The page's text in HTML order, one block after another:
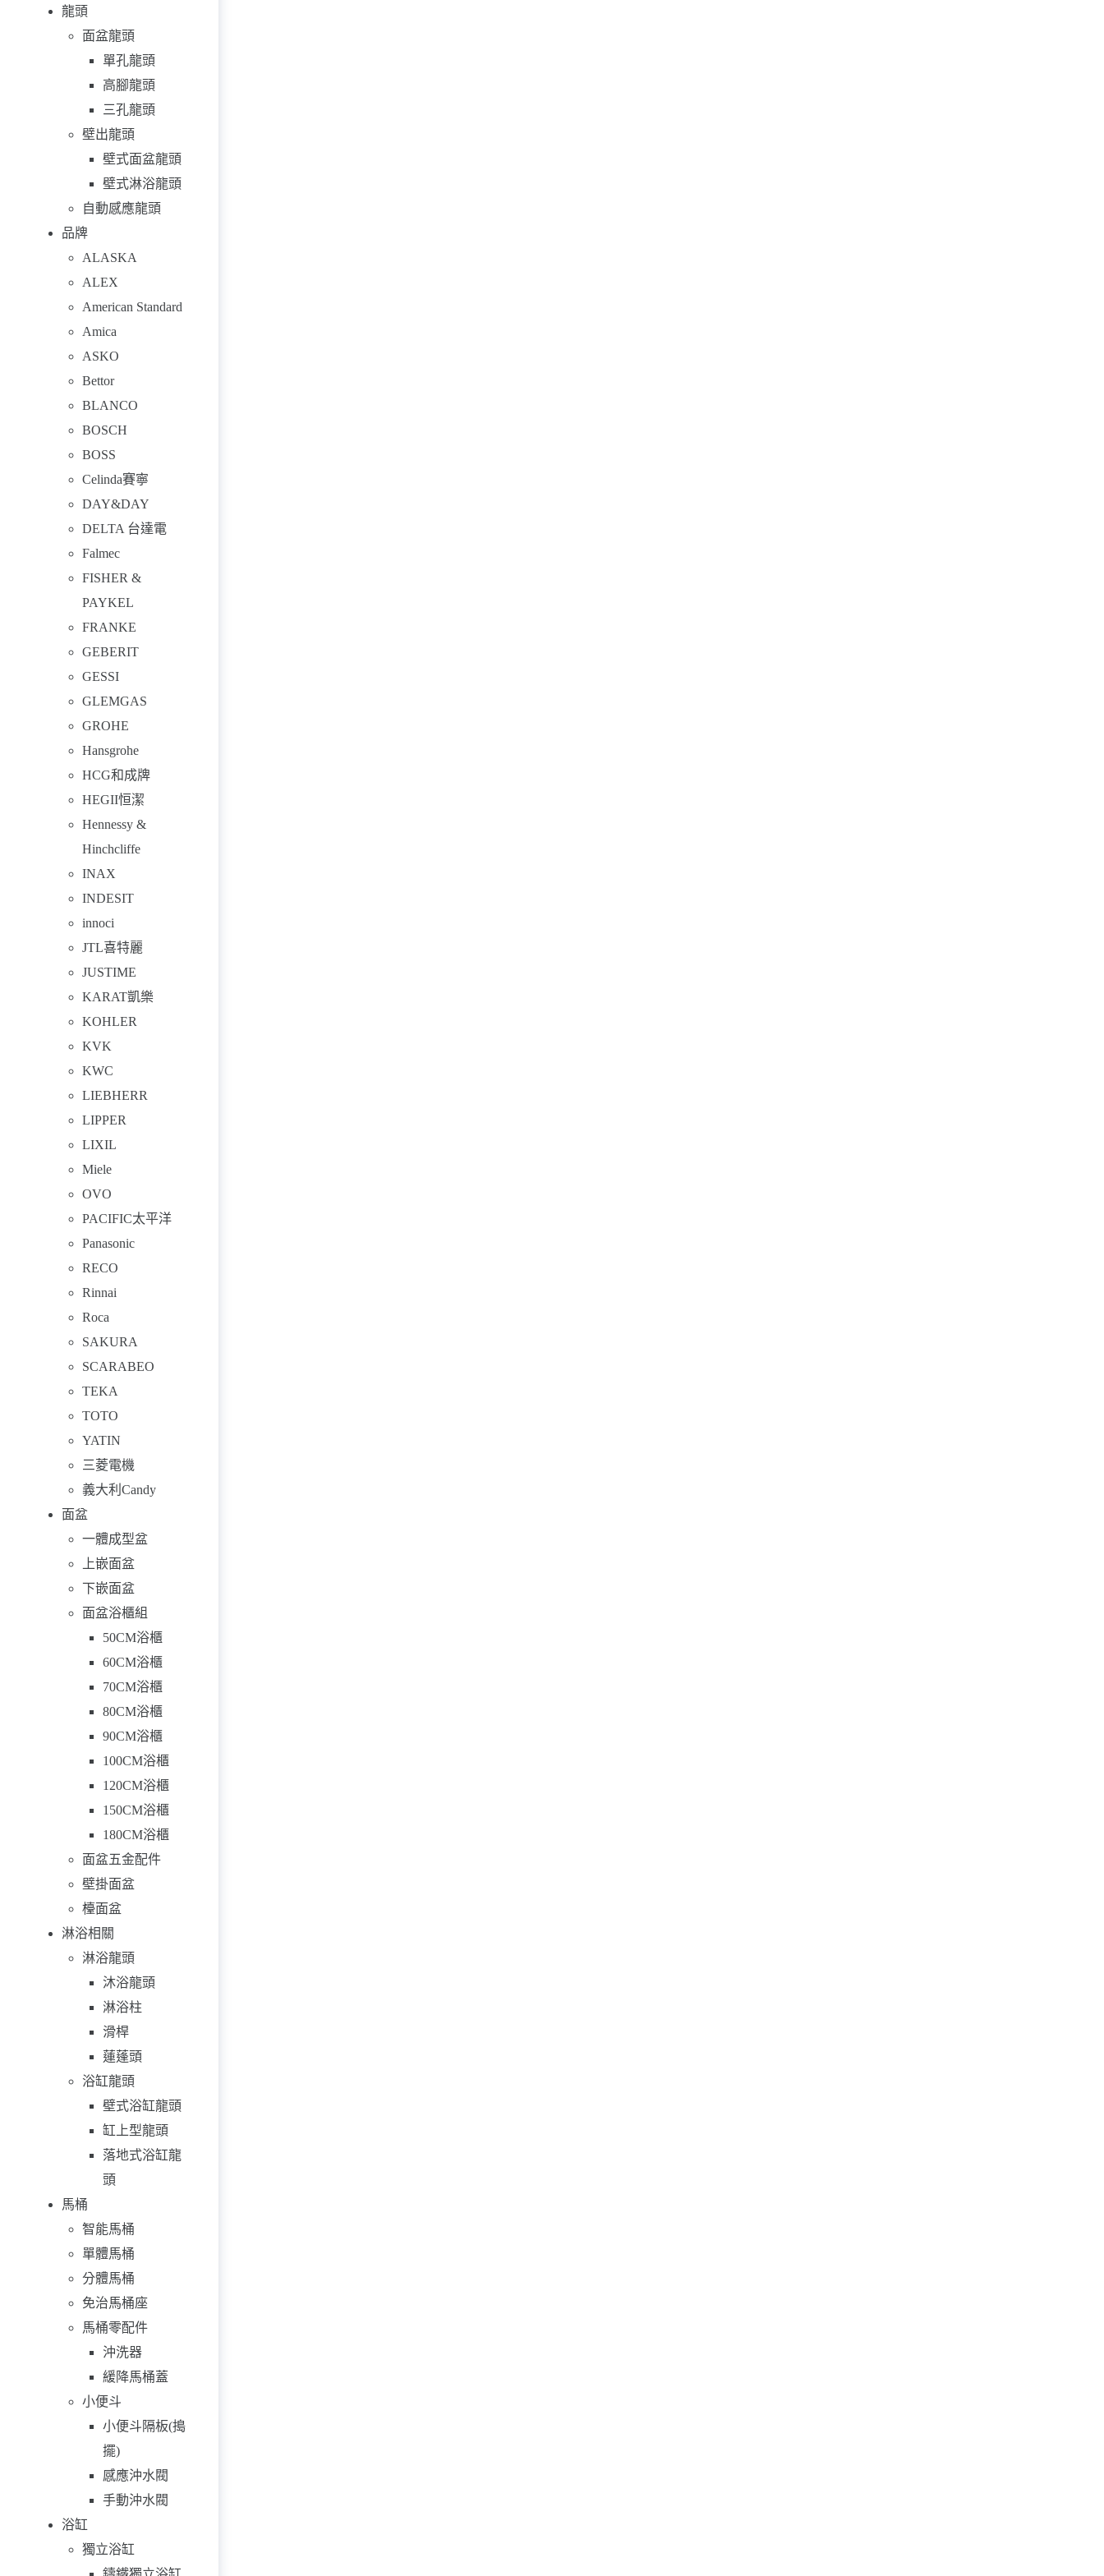
龍頭
面盆龍頭
單孔龍頭
高腳龍頭
三孔龍頭
壁出龍頭
壁式面盆龍頭
壁式淋浴龍頭
自動感應龍頭
品牌
ALASKA
ALEX
American Standard
Amica
ASKO
Bettor
BLANCO
BOSCH
BOSS
Celinda賽寧
DAY&DAY
DELTA 台達電
Falmec
FISHER &
PAYKEL
FRANKE
GEBERIT
GESSI
GLEMGAS
GROHE
Hansgrohe
HCG和成牌
HEGII恒潔
Hennessy &
Hinchcliffe
INAX
INDESIT
innoci
JTL喜特麗
JUSTIME
KARAT凱樂
KOHLER
KVK
KWC
LIEBHERR
LIPPER
LIXIL
Miele
OVO
PACIFIC太平洋
Panasonic
RECO
Rinnai
Roca
SAKURA
SCARABEO
TEKA
TOTO
YATIN
三菱電機
義大利Candy
面盆
一體成型盆
上嵌面盆
下嵌面盆
面盆浴櫃組
50CM浴櫃
60CM浴櫃
70CM浴櫃
80CM浴櫃
90CM浴櫃
100CM浴櫃
120CM浴櫃
150CM浴櫃
180CM浴櫃
面盆五金配件
壁掛面盆
檯面盆
淋浴相關
淋浴龍頭
沐浴龍頭
淋浴柱
滑桿
蓮蓬頭
浴缸龍頭
壁式浴缸龍頭
缸上型龍頭
落地式浴缸龍
頭
馬桶
智能馬桶
單體馬桶
分體馬桶
免治馬桶座
馬桶零配件
沖洗器
緩降馬桶蓋
小便斗
小便斗隔板(搗
擺)
感應沖水閥
手動沖水閥
浴缸
獨立浴缸